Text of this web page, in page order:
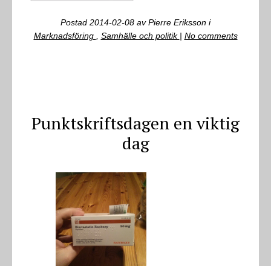
Postad 2014-02-08 avPierre Eriksson i
Marknadsföring , Samhälle och politik | No comments
Punktskriftsdagen en viktig
dag